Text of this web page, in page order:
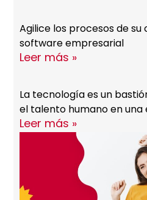
Agilice los procesos de
software empresarial
Leer más »
La tecnología es un
el talento humano en una
Leer más »